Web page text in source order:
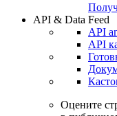
API & Data Feed
API
API
Оцените